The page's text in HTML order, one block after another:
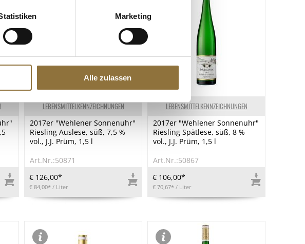
Marketing
Alle zulassen
LEBENSMITTELKENNZEICHNUNGEN
2017er "Wehlener Sonnenuhr"
Riesling Auslese, süß, 7,5 %
vol., J.J. Prüm, 1,5 l
Art.Nr.:50871
€ 126,00*
€ 84,00* / Liter
LEBENSMITTELKENNZEICHNUNGEN
2017er "Wehlener Sonnenuhr"
Riesling Spätlese, süß, 8 %
vol., J.J. Prüm, 1,5 l
Art.Nr.:50867
€ 106,00*
€ 70,67* / Liter